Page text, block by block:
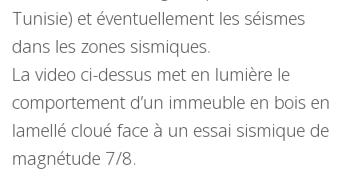
Tunisie) et éventuellement les séismes
dans les zones sismiques.
La video ci-dessus met en lumière le
comportement d’un immeuble en bois en
lamellé cloué face à un essai sismique de
magnétude 7/8.